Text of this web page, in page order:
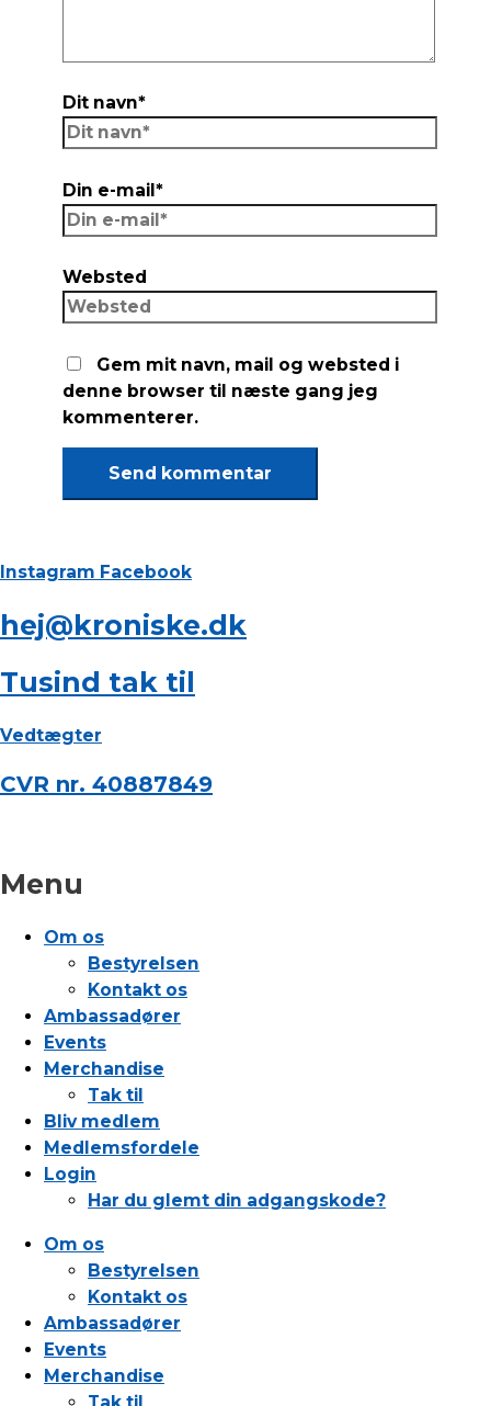
Dit navn*
Din e-mail*
Websted
Gem mit navn, mail og websted i
denne browser til næste gang jeg
kommenterer.
Instagram Facebook
hej@kroniske.dk
Tusind tak til
Vedtægter
CVR nr. 40887849
Menu
Om os
Bestyrelsen
Kontakt os
Ambassadører
Events
Merchandise
Tak til
Bliv medlem
Medlemsfordele
Login
Har du glemt din adgangskode?
Om os
Bestyrelsen
Kontakt os
Ambassadører
Events
Merchandise
Tak til